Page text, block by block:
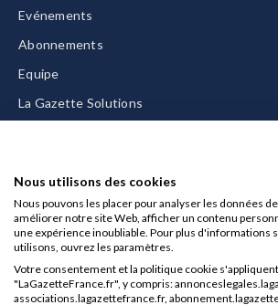
Evénements
Abonnements
Equipe
La Gazette Solutions
Mentions légales
CGU/CGV
Données personnelles
Nous utilisons des cookies
Nous pouvons les placer pour analyser les données
améliorer notre site Web, afficher un contenu
une expérience inoubliable. Pour plus d'informations
utilisons, ouvrez les paramètres.
Votre consentement et la politique cookie
"LaGazetteFrance.fr", y compris:
associations.lagazettefrance.fr,